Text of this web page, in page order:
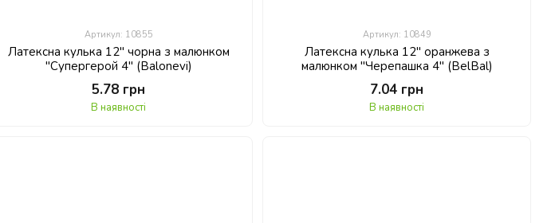
Артикул: 10855
Латексна кулька 12" чорна з малюнком
"Супергерой 4" (Balonevi)
5.78 грн
В наявності
Артикул: 10849
Латексна кулька 12" оранжева з
малюнком "Черепашка 4" (BelBal)
7.04 грн
В наявності